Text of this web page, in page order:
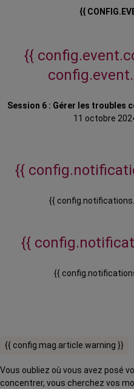
{{
{{
Session 6 : Gérer les troubles
11 octobre
{{
{{
{{
{{
{{ config.mag.article.warning }}
Vous oubliez où vous avez posé
concentrer, vous cherchez vos